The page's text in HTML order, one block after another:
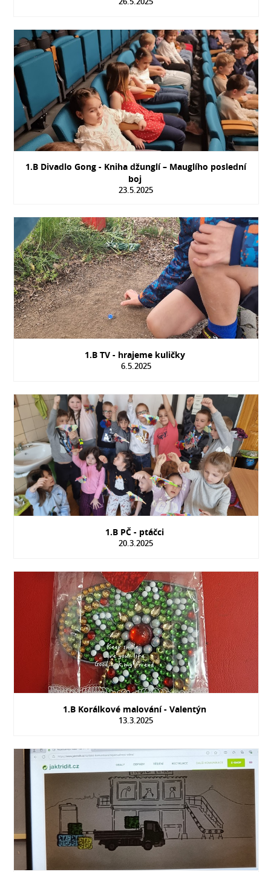
1.B Divadlo Gong - Kniha džunglí – Mauglího poslední
boj
23.5.2025
1.B TV - hrajeme kuličky
6.5.2025
1.B PČ - ptáčci
20.3.2025
1.B Korálkové malování - Valentýn
13.3.2025